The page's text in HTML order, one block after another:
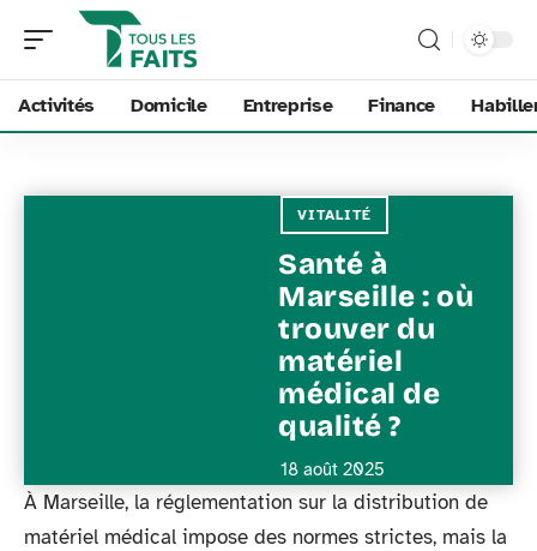
Activités Domicile Entreprise Finance
VITALITÉ
Santé à
Marseille : où
trouver du
matériel
médical de
qualité ?
18 août 2025
À Marseille, la réglementation sur la distribution de
matériel médical impose des normes strictes, mais la